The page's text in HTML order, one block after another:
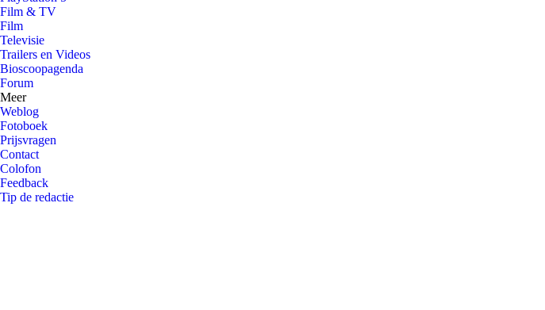
Film & TV
Film
Televisie
Trailers en Videos
Bioscoopagenda
Forum
Meer
Weblog
Fotoboek
Prijsvragen
Contact
Colofon
Feedback
Tip de redactie